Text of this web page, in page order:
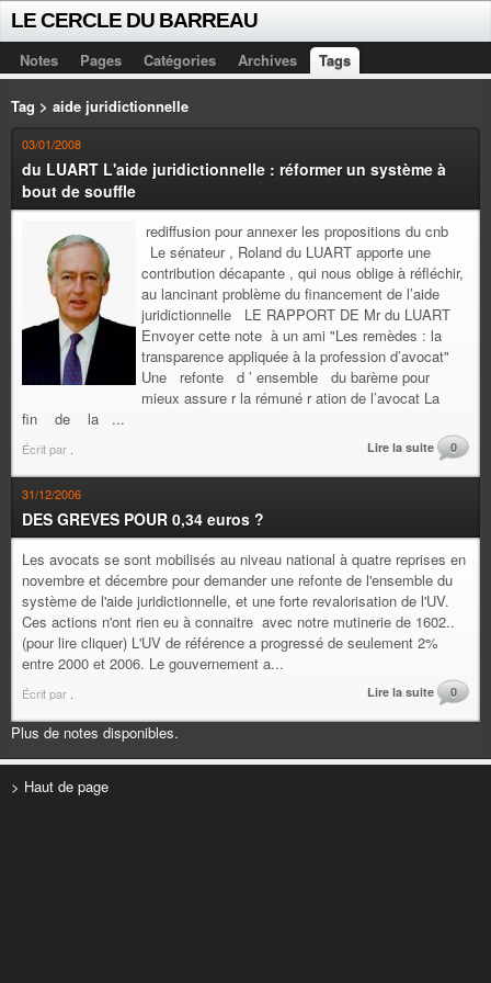
LE CERCLE DU BARREAU
Notes Pages Catégories Archives Tags
Tag > aide juridictionnelle
03/01/2008
du LUART L'aide juridictionnelle : réformer un système à
bout de souffle
rediffusion pour annexer les propositions du cnb
Le sénateur , Roland du LUART apporte une
contribution décapante , qui nous oblige à réfléchir,
au lancinant problème du financement de l’aide
juridictionnelle LE RAPPORT DE Mr du LUART
Envoyer cette note à un ami "Les remèdes : la
transparence appliquée à la profession d’avocat"
Une refonte d ’ ensemble du barème pour
mieux assure r la rémuné r ation de l’avocat La
fin de la ...
Écrit par Lire la suite 0
31/12/2006
DES GREVES POUR 0,34 euros ?
Les avocats se sont mobilisés au niveau national à quatre reprises en
novembre et décembre pour demander une refonte de l'ensemble du
système de l'aide juridictionnelle, et une forte revalorisation de l'UV.
Ces actions n'ont rien eu à connaitre avec notre mutinerie de 1602..
(pour lire cliquer) L'UV de référence a progressé de seulement 2%
entre 2000 et 2006. Le gouvernement a...
Écrit par Lire la suite 0
Plus de notes disponibles.
> Haut de page